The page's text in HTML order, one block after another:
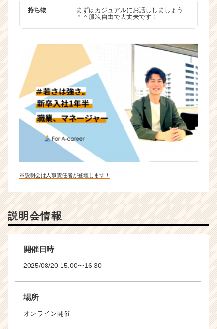
持ち物
まずはカジュアルにお話ししましょう
＾＾服装自由で大丈夫です！
※説明会は人事責任者が登壇します！
説明会情報
開催日時
2025/08/20 15:00〜16:30
場所
オンライン開催